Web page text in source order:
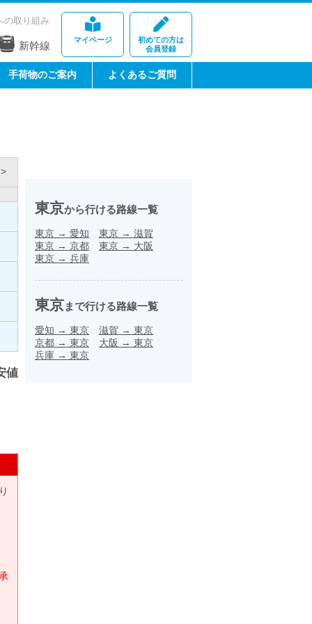
マイページ
初めての方は
会員登録
の取り組み
新幹線
手荷物のご案内 よくあるご質問
値
東京から行ける路線一覧
東京 → 愛知 東京 → 滋賀
東京 → 京都 東京 → 大阪
東京 → 兵庫
東京まで行ける路線一覧
愛知 → 東京 滋賀 → 東京
京都 → 東京 大阪 → 東京
兵庫 → 東京